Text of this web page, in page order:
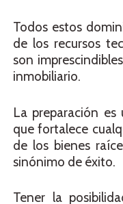
Todos estos
de los recursos
son
inmobiliario.
La preparación
que fortalece
de los bienes
sinónimo de éxito.
Tener la